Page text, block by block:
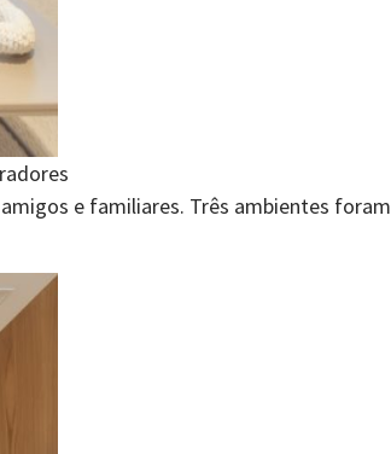
e familiares. Três ambientes foram